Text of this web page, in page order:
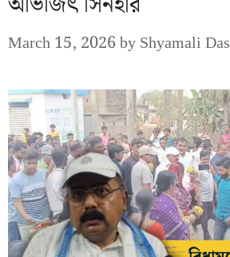
March 15, 2026byShyamali Das